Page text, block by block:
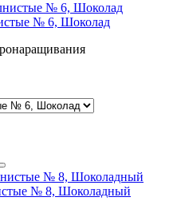
№ 6, Шоколад
№ 8, Шоколадный